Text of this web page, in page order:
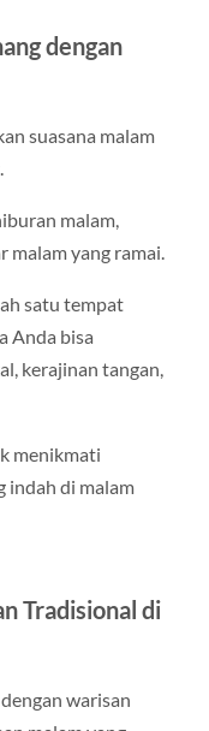
dengan
suasana malam
malam,
malam yang ramai.
satu tempat
Anda bisa
kerajinan tangan,
menikmati
indah di malam
Tradisional di
warisan